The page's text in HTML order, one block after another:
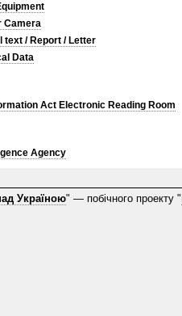
Camera
text / Report / Letter
Data
Act Electronic Reading Room
Agency
Україною" — побічного проекту "